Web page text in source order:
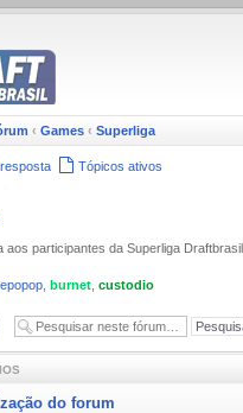
‹ Games ‹ Superliga
Tópicos ativos
aos participantes da Superliga
burnet custodio
do forum